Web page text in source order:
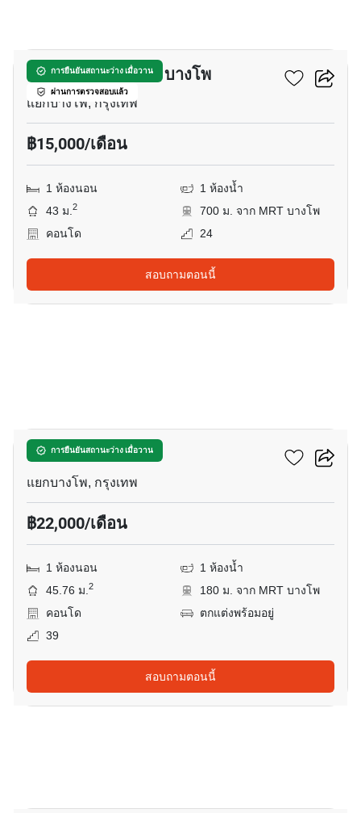
การยืนยันสถานะว่าง เมื่อวาน
ผ่านการตรวจสอบแล้ว
แชปเตอร์ วัน โฟลว์ บางโพ
แยกบางโพ, กรุงเทพ
฿15,000/เดือน
1 ห้องนอน
1 ห้องน้ำ
43 ม.2
700 ม. จาก MRT บางโพ
คอนโด
24
สอบถามตอนนี้
การยืนยันสถานะว่าง เมื่อวาน
333 ริเวอร์ไซด์
แยกบางโพ, กรุงเทพ
฿22,000/เดือน
1 ห้องนอน
1 ห้องน้ำ
45.76 ม.2
180 ม. จาก MRT บางโพ
คอนโด
ตกแต่งพร้อมอยู่
39
สอบถามตอนนี้